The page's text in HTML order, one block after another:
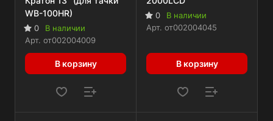
WB-100HR)
0
В наличии
Арт. от002004009
В корзину
0
В наличии
Арт. от002004045
В корзину